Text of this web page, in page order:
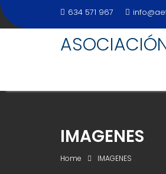
Skip
to
634 571 967
IMAGENES
Home IMAGENES